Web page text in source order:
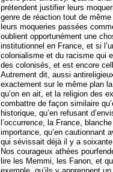
prétendent justifier leurs
genre de réaction tout de
leurs moqueries passées
oublient opportunément une
institutionnel en France, et si
colonialisme et du racisme qui
des colonisés, et est encore
Autrement dit, aussi
exactement sur le même plan
qu’on en ait, et la religion des
combattre de façon similaire
historique, qu’en refusant
l’occurrence, la France,
importance, qu’en cautionnant
qui sévissait déjà il y a
Nos courageux athées
lire les Memmi, les Fanon, et